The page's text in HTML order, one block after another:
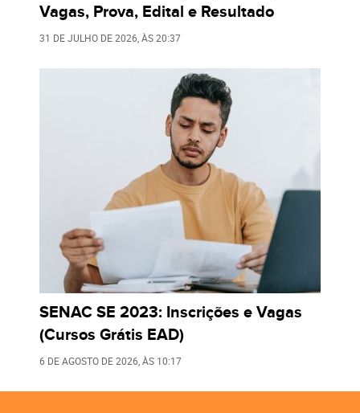
Vagas, Prova, Edital e Resultado
31 DE JULHO DE 2026 , ÀS20:37
SENAC SE 2023: Inscrições e Vagas
(Cursos Grátis EAD)
6 DE AGOSTO DE 2026 , ÀS 10:17